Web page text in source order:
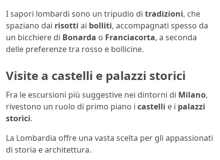
I sapori lombardi sono un tripudio di tradizioni, che
spaziano dai risotti ai bolliti, accompagnati spesso da
un bicchiere di Bonarda o Franciacorta, a seconda
delle preferenze tra rosso e bollicine.
Visite a castelli e palazzi storici
Fra le escursioni più suggestive nei dintorni di Milano,
rivestono un ruolo di primo piano i castelli e i palazzi
storici.
La Lombardia offre una vasta scelta per gli appassionati
di storia e architettura.